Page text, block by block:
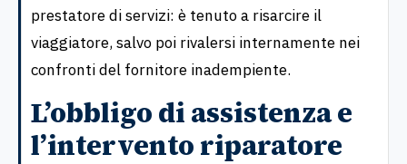
prestatore di servizi: è tenuto a risarcire il
viaggiatore, salvo poi rivalersi internamente nei
confronti del fornitore inadempiente.
L’obbligo di assistenza e
l’intervento riparatore